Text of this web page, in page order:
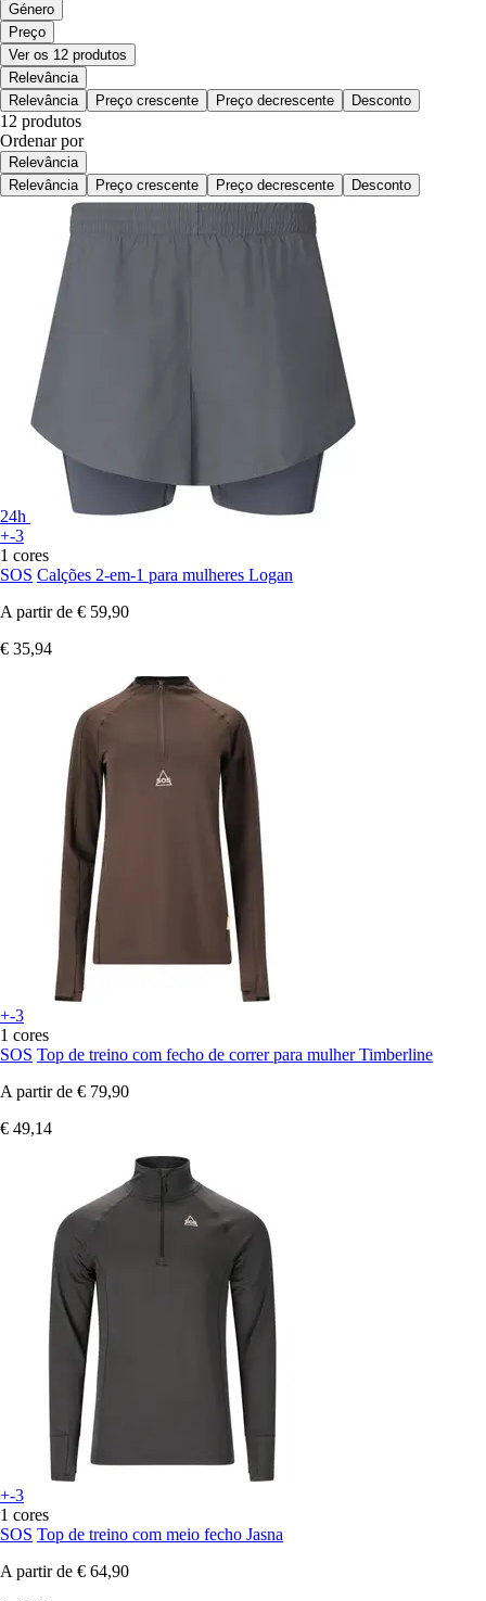
Género
Preço
Ver os 12 produtos
Relevância
Relevância
Preço crescente Preço decrescente Desconto
12 produtos
Ordenar por
Relevância
Relevância
Preço crescente Preço decrescente Desconto
24h
+-3
1 cores
SOS Calções 2-em-1 para mulheres Logan
A partir de € 59,90
€ 35,94
+-3
1 cores
SOS Top de treino com fecho de correr para mulher Timberline
A partir de € 79,90
€ 49,14
+-3
1 cores
SOS Top de treino com meio fecho Jasna
A partir de € 64,90